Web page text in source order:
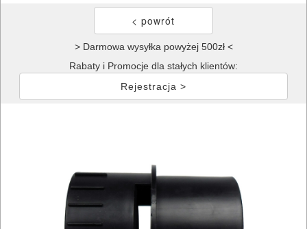
> Darmowa wysyłka powyżej 500zł <
Rabaty i Promocje dla stałych klientów:
Rejestracja >